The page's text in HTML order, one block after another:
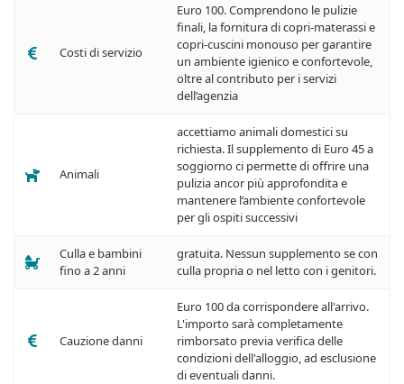
Costi di servizio
Euro 100. Comprendono le pulizie
finali, la fornitura di copri-materassi e
copri-cuscini monouso per garantire
un ambiente igienico e confortevole,
oltre al contributo per i servizi
dell’agenzia
Animali
accettiamo animali domestici su
richiesta. Il supplemento di Euro 45 a
soggiorno ci permette di offrire una
pulizia ancor più approfondita e
mantenere l’ambiente confortevole
per gli ospiti successivi
Culla e bambini
fino a 2 anni
gratuita. Nessun supplemento se con
culla propria o nel letto con i genitori.
Cauzione danni
Euro 100 da corrispondere all'arrivo.
L'importo sarà completamente
rimborsato previa verifica delle
condizioni dell'alloggio, ad esclusione
di eventuali danni.